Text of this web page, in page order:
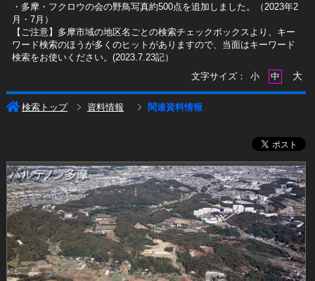
・多摩・フクロウの会の野鳥写真約500点を追加しました。（2023年2
月・7月）
【ご注意】多摩市域の地区名ごとの検索チェックボックスより、キー
ワード検索のほうが多くのヒットがありますので、当面はキーワード
検索をお使いください。(2023.7.23記）
文字サイズ：
小 中 大
検索トップ 資料情報 関連資料情報